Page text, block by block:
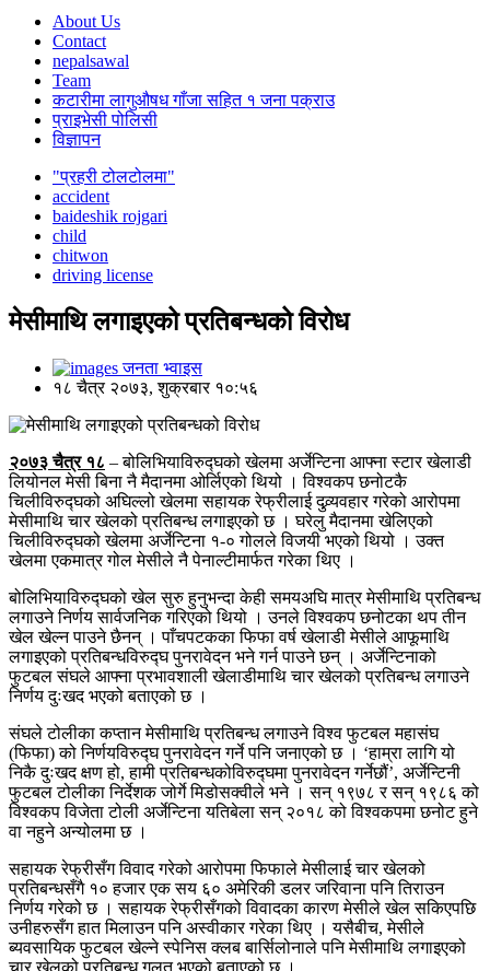
About Us
Contact
nepalsawal
Team
कटारीमा लागुऔषध गाँजा सहित १ जना पक्राउ
प्राइभेसी पोलिसी
विज्ञापन
"प्रहरी टोलटोलमा"
accident
baideshik rojgari
child
chitwon
driving license
मेसीमाथि लगाइएको प्रतिबन्धको विरोध
जनता भ्वाइस
१८ चैत्र २०७३, शुक्रबार १०:५६
२०७३ चैत्र १८ – बोलिभियाविरुद्घको खेलमा अर्जेन्टिना आफ्ना स्टार खेलाडी
लियोनल मेसी बिना नै मैदानमा ओर्लिएको थियो । विश्वकप छनोटकै
चिलीविरुद्घको अघिल्लो खेलमा सहायक रेफ्रीलाई दुव्र्यवहार गरेको आरोपमा
मेसीमाथि चार खेलको प्रतिबन्ध लगाइएको छ । घरेलु मैदानमा खेलिएको
चिलीविरुद्घको खेलमा अर्जेन्टिना १-० गोलले विजयी भएको थियो । उक्त
खेलमा एकमात्र गोल मेसीले नै पेनाल्टीमार्फत गरेका थिए ।
बोलिभियाविरुद्घको खेल सुरु हुनुभन्दा केही समयअघि मात्र मेसीमाथि प्रतिबन्ध
लगाउने निर्णय सार्वजनिक गरिएको थियो । उनले विश्वकप छनोटका थप तीन
खेल खेल्न पाउने छैनन् । पाँचपटकका फिफा वर्ष खेलाडी मेसीले आफूमाथि
लगाइएको प्रतिबन्धविरुद्घ पुनरावेदन भने गर्न पाउने छन् । अर्जेन्टिनाको
फुटबल संघले आफ्ना प्रभावशाली खेलाडीमाथि चार खेलको प्रतिबन्ध लगाउने
निर्णय दुःखद भएको बताएको छ ।
संघले टोलीका कप्तान मेसीमाथि प्रतिबन्ध लगाउने विश्व फुटबल महासंघ
(फिफा) को निर्णयविरुद्घ पुनरावेदन गर्ने पनि जनाएको छ । ‘हाम्रा लागि यो
निकै दुःखद क्षण हो, हामी प्रतिबन्धकोविरुद्घमा पुनरावेदन गर्नेछौं’, अर्जेन्टिनी
फुटबल टोलीका निर्देशक जोर्गे मिडोसक्वीले भने । सन् १९७८ र सन् १९८६ को
विश्वकप विजेता टोली अर्जेन्टिना यतिबेला सन् २०१८ को विश्वकपमा छनोट हुने
वा नहुने अन्योलमा छ ।
सहायक रेफ्रीसँग विवाद गरेको आरोपमा फिफाले मेसीलाई चार खेलको
प्रतिबन्धसँगै १० हजार एक सय ६० अमेरिकी डलर जरिवाना पनि तिराउन
निर्णय गरेको छ । सहायक रेफ्रीसँगको विवादका कारण मेसीले खेल सकिएपछि
उनीहरुसँग हात मिलाउन पनि अस्वीकार गरेका थिए । यसैबीच, मेसीले
ब्यवसायिक फुटबल खेल्ने स्पेनिस क्लब बार्सिलोनाले पनि मेसीमाथि लगाइएको
चार खेलको प्रतिबन्ध गलत भएको बताएको छ ।